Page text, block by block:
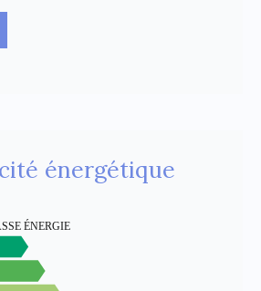
énergétique